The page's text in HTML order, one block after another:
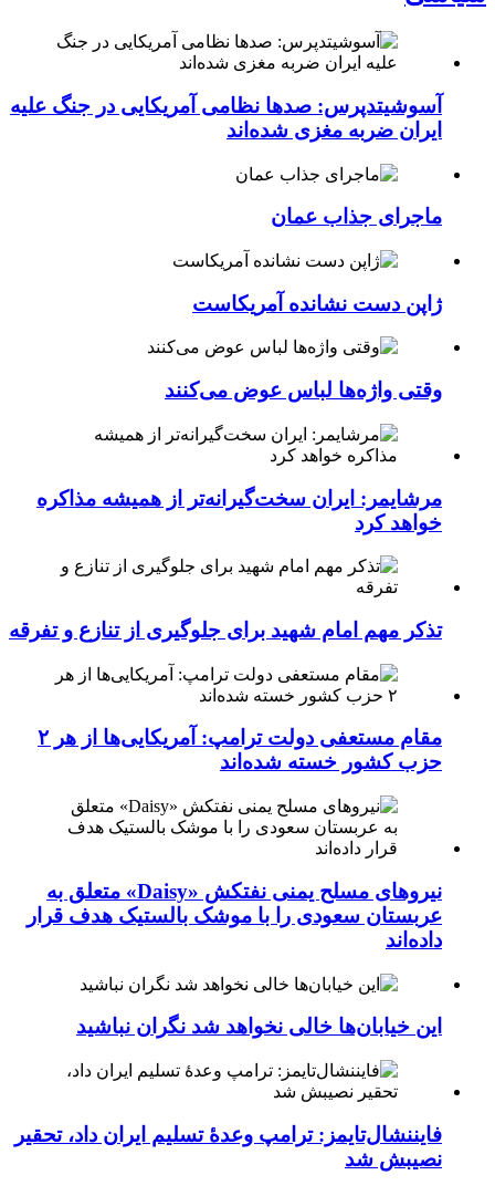
آسوشیتدپرس: صدها نظامی آمریکایی در جنگ علیه
ایران ضربه مغزی شده‌اند
ماجرای جذاب عمان
ژاپن دست نشانده آمریکاست
وقتی واژه‌ها لباس عوض می‌کنند
مرشایمر: ایران سخت‌گیرانه‌تر از همیشه مذاکره
خواهد کرد
تذکر مهم امام شهید برای جلوگیری از تنازع و تفرقه
مقام مستعفی دولت ترامپ: آمریکایی‌ها از هر ۲
حزب کشور خسته شده‌اند
نیروهای مسلح یمنی نفتکش «Daisy» متعلق به
عربستان سعودی را با موشک بالستیک هدف قرار
داده‌اند
این خیابان‌ها خالی نخواهد شد نگران نباشید
فایننشال‌تایمز: ترامپ وعدۀ تسلیم ایران داد، تحقیر
نصیبش شد